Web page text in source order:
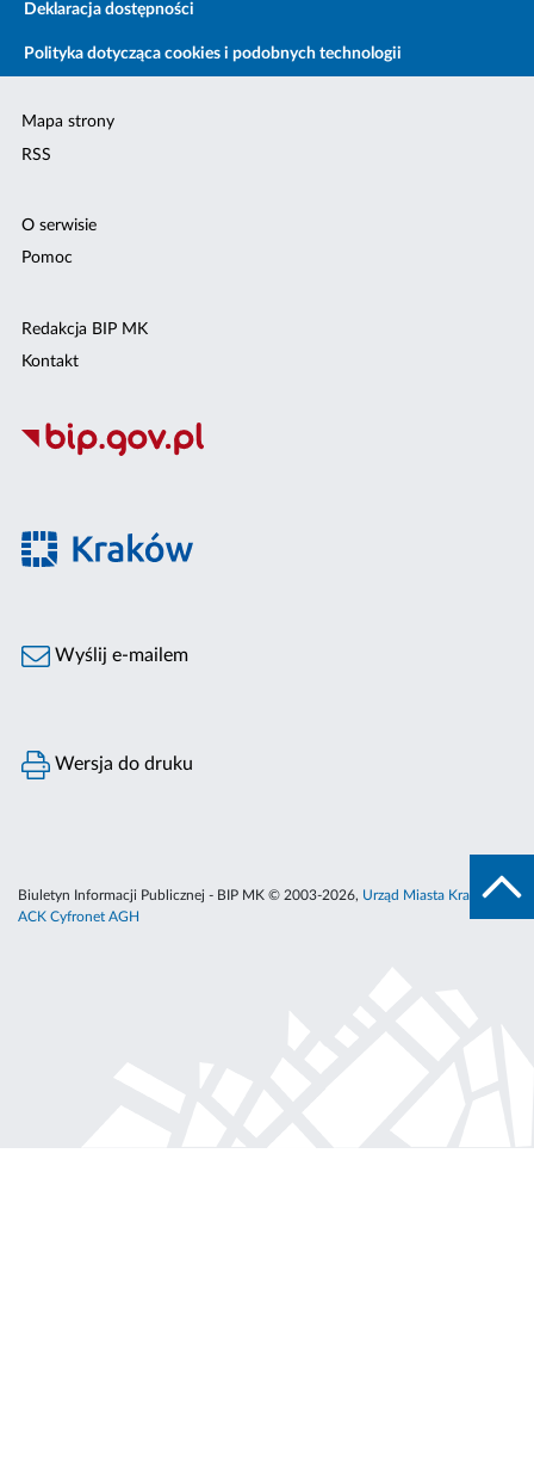
Deklaracja dostępności
Polityka dotycząca cookies i podobnych technologii
Mapa strony
RSS
O serwisie
Pomoc
Redakcja BIP MK
Kontakt
Wyślij e-mailem
Wersja do druku
Biuletyn Informacji Publicznej - BIP MK © 2003-2026, Urząd Miasta Krakowa
ACK Cyfronet AGH